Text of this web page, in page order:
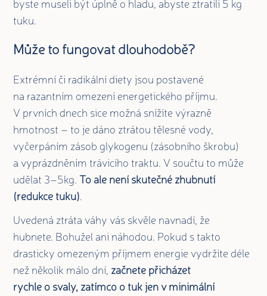
tuku.
Může to fungovat dlouhodobě?
Extrémní či radikální diety jsou postavené
na razantním omezení energetického příjmu.
V prvních dnech sice možná snížíte výrazně
hmotnost – to je dáno ztrátou tělesné vody,
vyčerpáním zásob glykogenu (zásobního škrobu)
a vyprázdněním trávicího traktu. V součtu to může
udělat 3–5kg. To ale není skutečné zhubnutí
(redukce tuku).
Uvedená ztráta váhy vás skvěle navnadí, že
hubnete. Bohužel ani náhodou. Pokud s takto
drasticky omezeným příjmem energie vydržíte déle
než několik málo dní, začnete přicházet
rychle o svaly, zatímco o tuk jen v minimální